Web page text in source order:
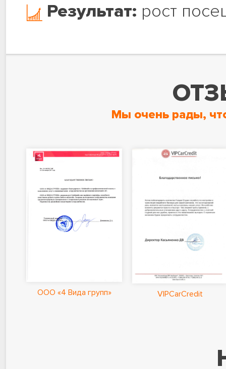
Результат: рост
Мы очень рады,
ООО «4 Вида групп» VIPCarCredit